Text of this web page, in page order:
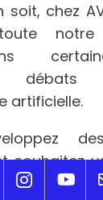
soit, chez
artificielle.
souhaitez
 